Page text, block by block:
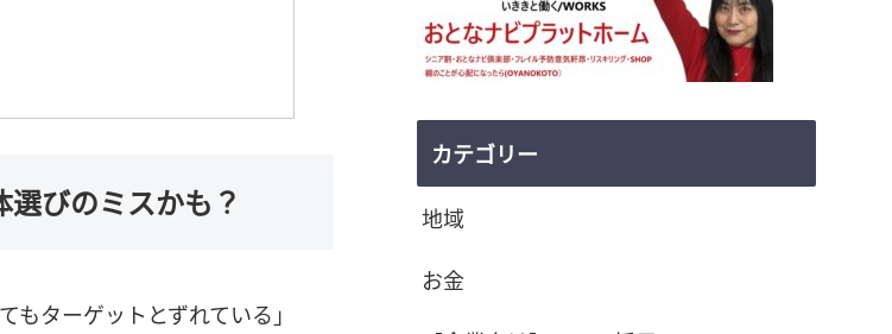
びのミスかも？
もターゲットとずれている」
カテゴリー
地域
お金